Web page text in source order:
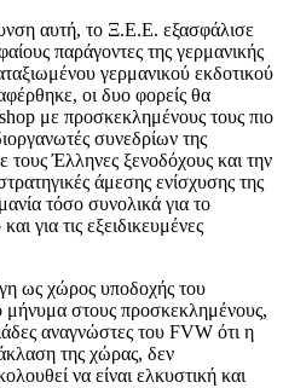
αυτή, το Ξ.Ε.Ε. εξασφάλισε
παράγοντες της γερμανικής
γερμανικού εκδοτικού
οι δυο φορείς θα
με προσκεκλημένους τους πιο
συνεδρίων της
τους Έλληνες ξενοδόχους και την
άμεσης ενίσχυσης της
τόσο συνολικά για το
για τις εξειδικευμένες
ως χώρος υποδοχής του
στους προσκεκλημένους,
αναγνώστες του FVW ότι η
της χώρας, δεν
να είναι ελκυστική και